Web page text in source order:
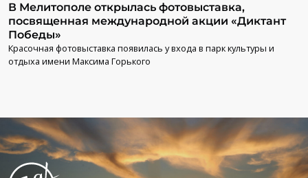
В Мелитополе открылась фотовыставка,
посвященная международной акции «Диктант
Победы»
Красочная фотовыставка появилась у входа в парк культуры и
отдыха имени Максима Горького